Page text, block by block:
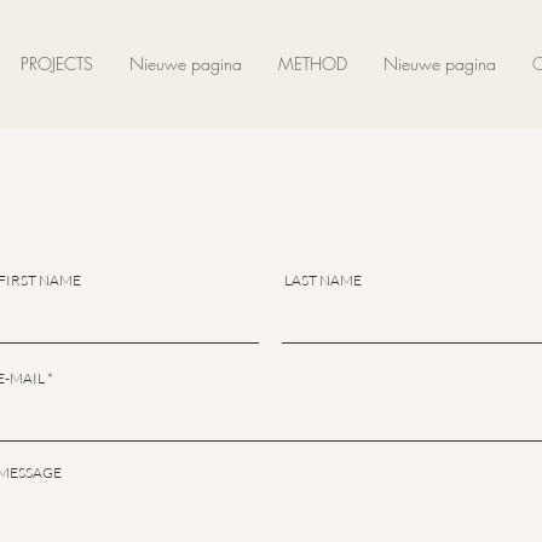
PROJECTS Nieuwe pagina METHOD Nieuwe pagina
NAME LAST NAME
MAIL